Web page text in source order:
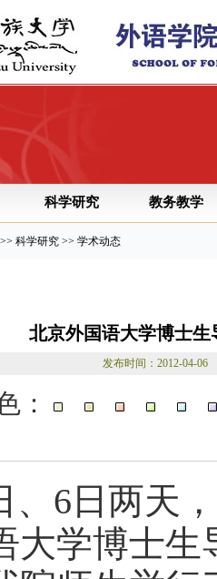
科学研究 教务教学
科学研究 >> 学术动态
北京外国语大学博士
发布时间：2012-04-
：
、 6 日两天
大学博士